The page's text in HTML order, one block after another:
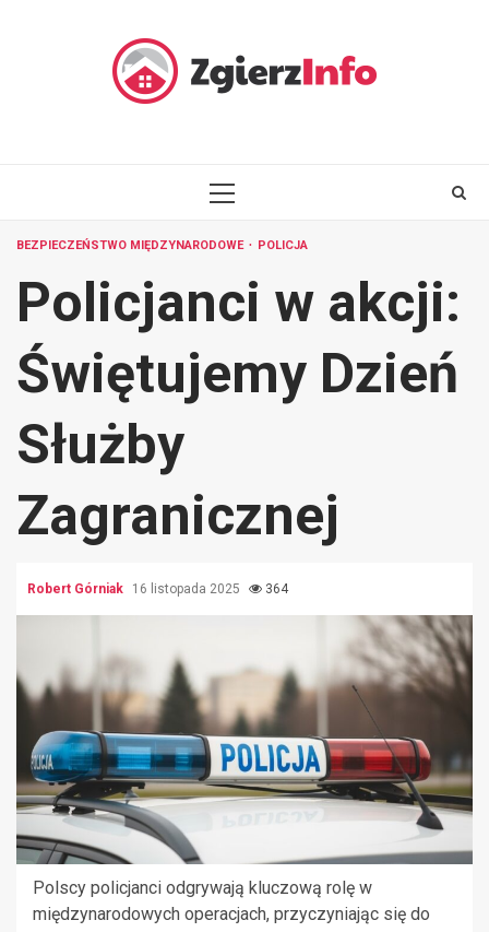
PRIMARY
BEZPIECZEŃSTWO MIĘDZYNARODOWE POLICJA
Policjanci w akcji:
Świętujemy Dzień
Służby
Zagranicznej
Robert Górniak 16 listopada 2025 364
Polscy policjanci odgrywają kluczową rolę w
międzynarodowych operacjach, przyczyniając się do